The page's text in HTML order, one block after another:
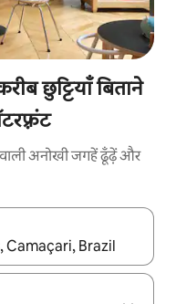
छुट्टियाँ बिताने
वाली अनोखी जगहें ढूँढ़ें और
की' का इस्तेमाल करके नेविगेट